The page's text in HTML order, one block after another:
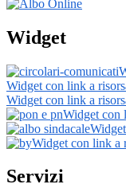
Widget
Widget con link a
Widget con link a
Widget con
Widget con link a
Servizi